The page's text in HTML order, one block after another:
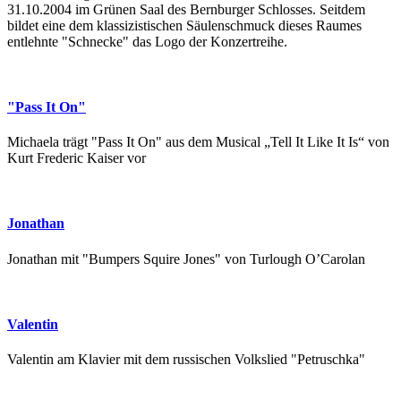
31.10.2004 im Grünen Saal des Bernburger Schlosses. Seitdem
bildet eine dem klassizistischen Säulenschmuck dieses Raumes
entlehnte "Schnecke" das Logo der Konzertreihe.
"Pass It On"
Michaela trägt "Pass It On" aus dem Musical „Tell It Like It Is“ von
Kurt Frederic Kaiser vor
Jonathan
Jonathan mit "Bumpers Squire Jones" von Turlough O’Carolan
Valentin
Valentin am Klavier mit dem russischen Volkslied "Petruschka"